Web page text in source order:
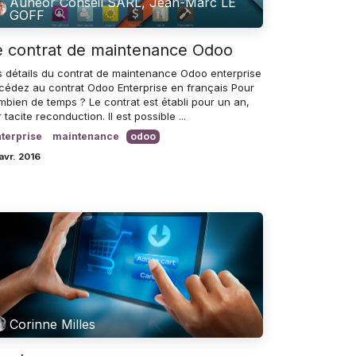
GOFF
contrat de maintenance Odoo
détails du contrat de maintenance Odoo enterprise
au contrat Odoo Enterprise en français Pour
de temps ? Le contrat est établi pour un an,
tacite reconduction. Il est possible ...
maintenance odoo
2016
Corinne Milles